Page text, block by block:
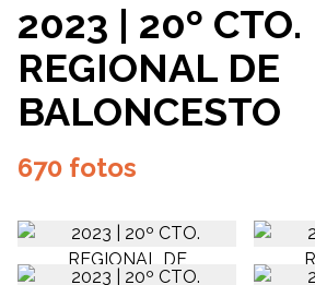
2023 | 20º CTO.
REGIONAL DE
BALONCESTO
670 fotos